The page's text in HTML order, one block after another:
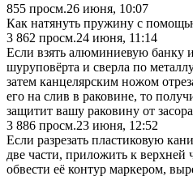
855 просм.26 июня, 10:07
Как натянуть пружину с
3 862 просм.24 июня, 11:14
Если взять алюминиевую банку
шуруповёрта и сверла по
затем канцелярским ножом
его на слив в раковине, то
защитит вашу раковину от
3 886 просм.23 июня, 12:52
Если разрезать пластиковую
две части, приложить к верхней
обвести её контур маркером,